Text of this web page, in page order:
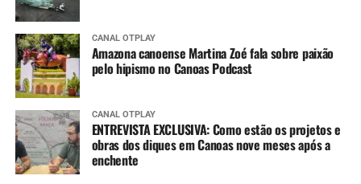
CANAL OTPLAY
Amazona canoense Martina Zoé fala sobre paixão
pelo hipismo no Canoas Podcast
CANAL OTPLAY
ENTREVISTA EXCLUSIVA: Como estão os projetos e
obras dos diques em Canoas nove meses após a
enchente